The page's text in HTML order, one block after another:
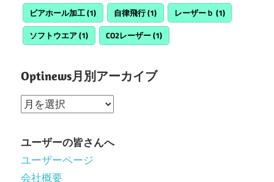
ビアホール加工(1) 自律飛行(1) レーザーｂ (1)
ソフトウエア(1) CO2レーザー(1)
Optinews月別アーカイブ
Optinews
別
ア
ー
ユーザーの皆さんへ
ユーザーページ
会社概要